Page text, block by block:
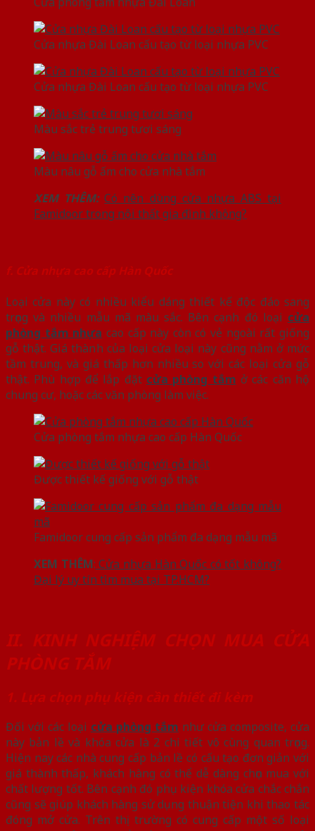
Cửa nhựa Đài Loan cấu tạo từ loại nhựa PVC
Cửa nhựa Đài Loan cấu tạo từ loại nhựa PVC
Màu sắc trẻ trung tươi sáng
Màu nâu gỗ ấm cho cửa nhà tắm
XEM THÊM:Có nên dùng cửa nhựa ABS tại
Famidoor trong nội thất gia đình không?
f. Cửa nhựa cao cấp Hàn Quốc
Loại cửa này có nhiều kiểu dáng thiết kế độc đáo sang
trọng và nhiều mẫu mã màu sắc. Bên cạnh đó loại cửa
phòng tắm nhựa cao cấp này còn có vẻ ngoài rất giống
gỗ thật. Giá thành của loại cửa loại này cũng nằm ở mức
tầm trung, và giá thấp hơn nhiều so với các loại cửa gỗ
thật. Phù hợp để lắp đặt cửa phòng tắm ở các căn hộ
chung cư, hoặc các văn phòng làm việc.
Cửa phòng tắm nhựa cao cấp Hàn Quốc
Được thiết kế giống với gỗ thật
Famidoor cung cấp sản phẩm đa dạng mẫu mã
XEM THÊM: Cửa nhựa Hàn Quốc có tốt không?
Đại lý uy tín tìm mua tại TP.HCM?
II. KINH NGHIỆM CHỌN MUA CỬA
PHÒNG TẮM
1. Lựa chọn phụ kiện cần thiết đi kèm
Đối với các loại cửa phòng tắm như cửa composite, cửa
này bản lề và khóa cửa là 2 chi tiết vô cùng quan trọng.
Hiện nay các nhà cung cấp bản lề có cấu tạo đơn giản với
giá thành thấp, khách hàng có thể dễ dàng chọn mua với
chất lượng tốt. Bên cạnh đó phụ kiện khóa cửa chắc chắn
cũng sẽ giúp khách hàng sử dụng thuận tiện khi thao tác
đóng mở cửa. Trên thị trường có cung cấp một số loại